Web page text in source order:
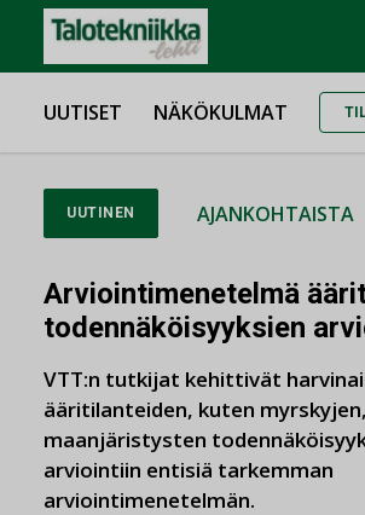
UUTISET NÄKÖKULMAT
UUTINEN AJANKOHTAISTA
Arviointimenetelmä
todennäköisyyksien
VTT:n tutkijat kehittivät
ääritilanteiden, kuten
maanjäristysten
arviointiin entisiä tarkemman
arviointimenetelmän.